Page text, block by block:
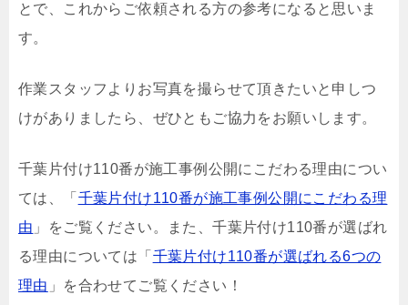
とで、これからご依頼される方の参考になると思いま
す。
作業スタッフよりお写真を撮らせて頂きたいと申しつ
けがありましたら、ぜひともご協力をお願いします。
千葉片付け110番が施工事例公開にこだわる理由につい
ては、「 千葉片付け110番が施工事例公開にこだわる理
由 」をご覧ください。また、千葉片付け110番が選ばれ
る理由については「 千葉片付け110番が選ばれる6つの
理由 」を合わせてご覧ください！